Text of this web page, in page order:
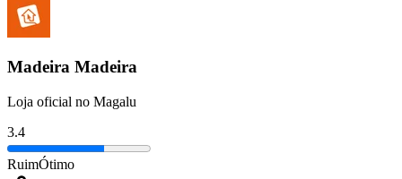
Madeira Madeira
Loja oficial no Magalu
3.4
RuimÓtimo